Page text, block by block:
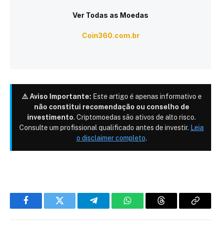
Ver Todas as Moedas
Coin360.com.br
⚠️ Aviso Importante: Este artigo é apenas informativo e
não constitui recomendação ou conselho de
investimento. Criptomoedas são ativos de alto risco.
Consulte um profissional qualificado antes de investir. Leia
o disclaimer completo.
FacebookTwitter TelegramWhatsAppThreads Copiar